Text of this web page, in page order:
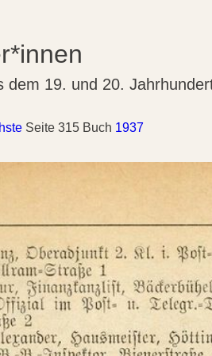
dem 19. und 20.
Seite 315 Buch 1937